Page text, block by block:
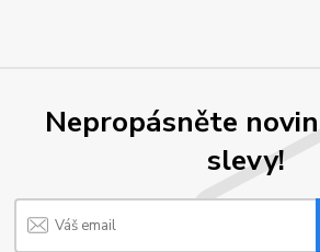
Nepropásněte
slevy!